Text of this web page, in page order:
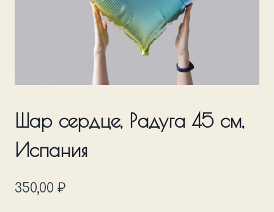
Шар сердце, Радуга 45 см,
Испания
350,00 ₽